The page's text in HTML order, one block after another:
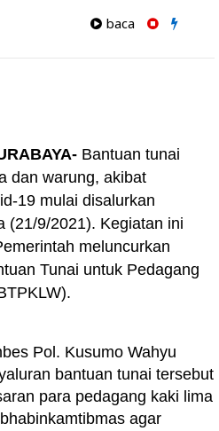
baca
Bantuan tunai
dan warung, akibat
19 mulai disalurkan
(21/9/2021). Kegiatan ini
meluncurkan
Tunai untuk Pedagang
Pol. Kusumo Wahyu
bantuan tunai tersebut
para pedagang kaki lima
agar